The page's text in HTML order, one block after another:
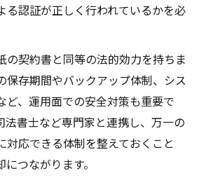
る認証が正しく行われているかを必
の契約書と同等の法的効力を持ちま
保存期間やバックアップ体制、シス
ど、運用面での安全対策も重要で
法書士など専門家と連携し、万一の
対応できる体制を整えておくこと
つながります。